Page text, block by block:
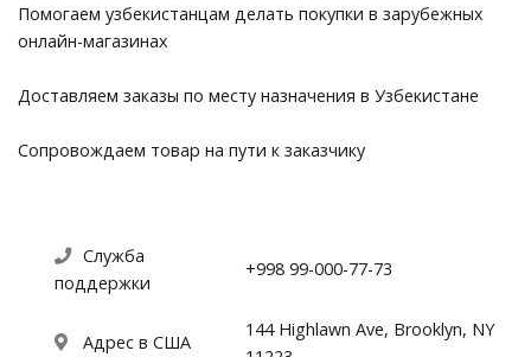
Помогаем узбекистанцам делать покупки в зарубежных
онлайн-магазинах
Доставляем заказы по месту назначения в Узбекистане
Сопровождаем товар на пути к заказчику
Служба
поддержки
+998 99-000-77-73
Адрес в США
144 Highlawn Ave, Brooklyn, NY